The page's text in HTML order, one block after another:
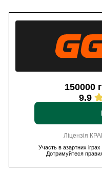
150000
9.9
Ліцензія
Участь в азартних
Дотримуйтеся